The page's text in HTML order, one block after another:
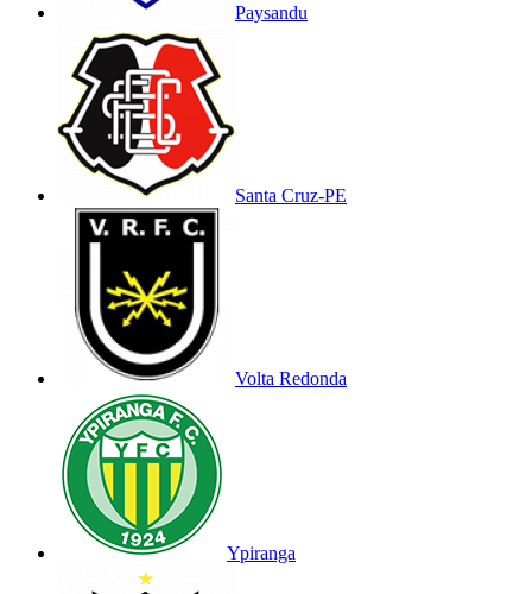
Paysandu
Santa Cruz-PE
Volta Redonda
Ypiranga